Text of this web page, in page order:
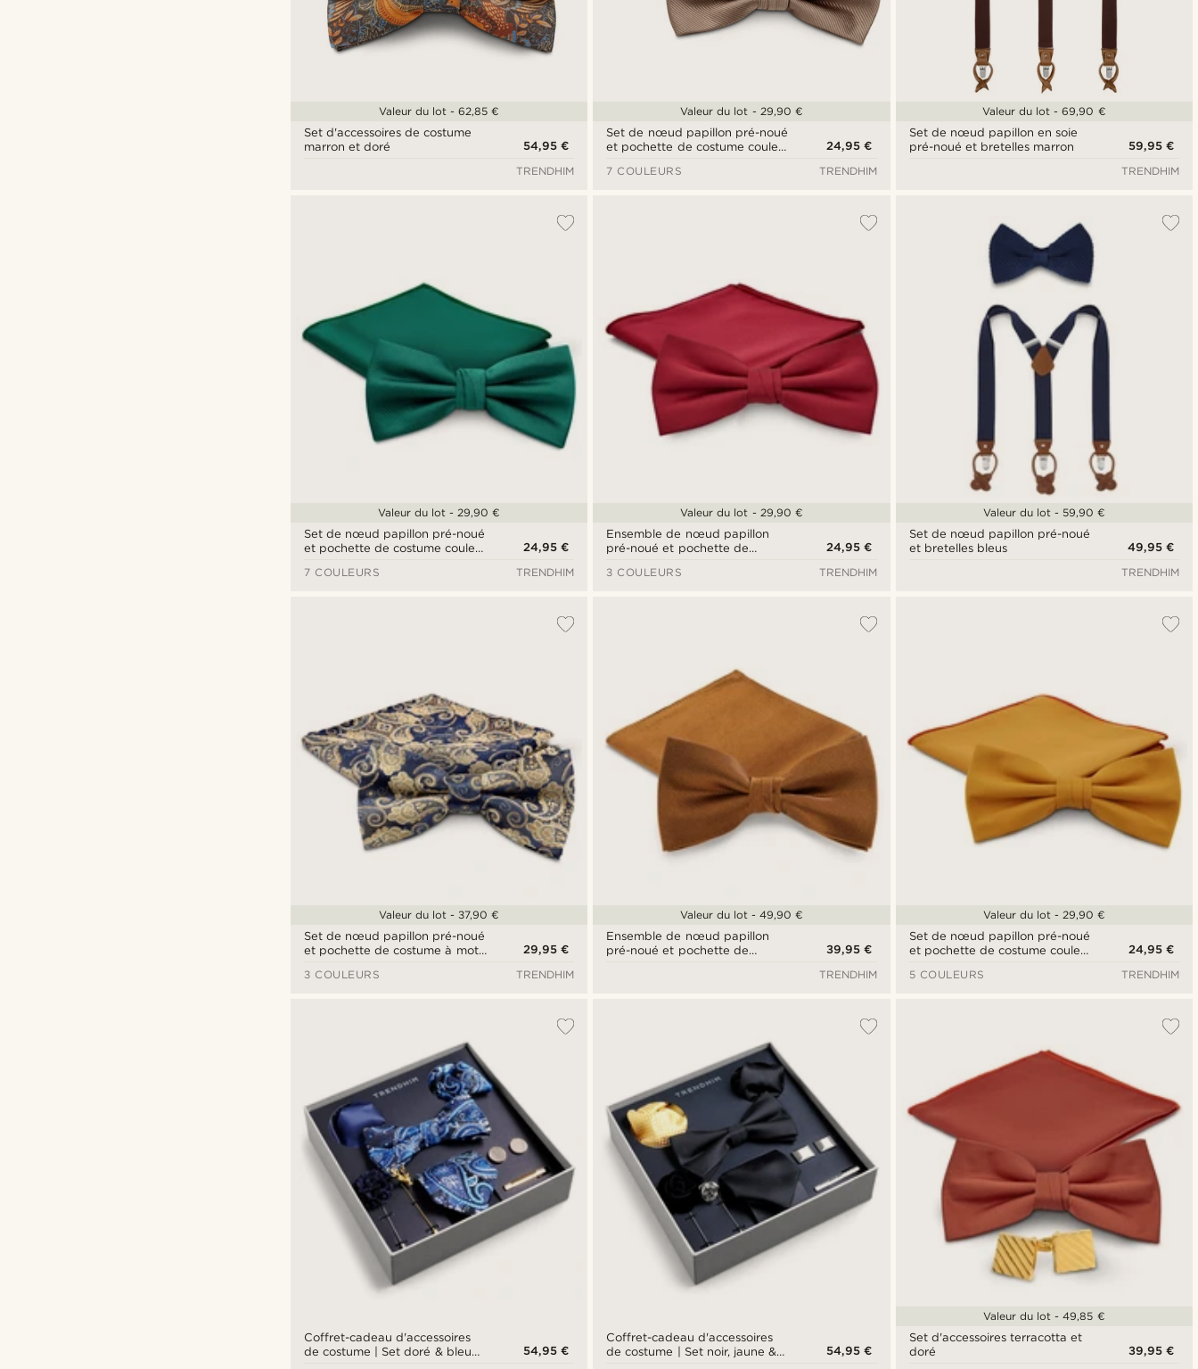
Set d'accessoires de costume
marron et doré
54,95 €
Valeur du lot - 62,85 €
TRENDHIM
Set de nœud papillon pré-noué
et pochette de costume couleur
24,95 €
Valeur du lot - 29,90 €
7 COULEURS TRENDHIM
Set de nœud papillon en soie
pré-noué et bretelles marron
59,95 €
Valeur du lot - 69,90 €
TRENDHIM
Set de nœud papillon pré-noué
et pochette de costume couleur
24,95 €
Valeur du lot - 29,90 €
7 COULEURS TRENDHIM
Ensemble de nœud papillon
pré-noué et pochette de
24,95 €
Valeur du lot - 29,90 €
3 COULEURS TRENDHIM
Set de nœud papillon pré-noué
et bretelles bleus
49,95 €
Valeur du lot - 59,90 €
TRENDHIM
Set de nœud papillon pré-noué
et pochette de costume à motif
29,95 €
Valeur du lot - 37,90 €
3 COULEURS TRENDHIM
Ensemble de nœud papillon
pré-noué et pochette de
39,95 €
Valeur du lot - 49,90 €
TRENDHIM
Set de nœud papillon pré-noué
et pochette de costume couleur
24,95 €
Valeur du lot - 29,90 €
5 COULEURS TRENDHIM
Coffret-cadeau d'accessoires
de costume | Set doré & bleu
54,95 €
Coffret-cadeau d'accessoires
de costume | Set noir, jaune &
54,95 €
Set d'accessoires terracotta et
doré
39,95 €
Valeur du lot - 49,85 €